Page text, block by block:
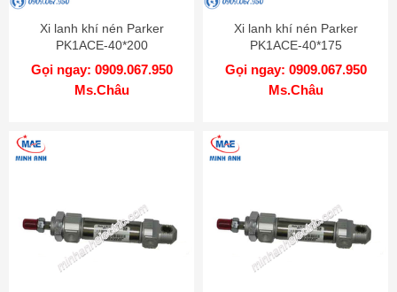
Xi lanh khí nén Parker
PK1ACE-40*200
Gọi ngay: 0909.067.950
Ms.Châu
Xi lanh khí nén Parker
PK1ACE-40*175
Gọi ngay: 0909.067.950
Ms.Châu